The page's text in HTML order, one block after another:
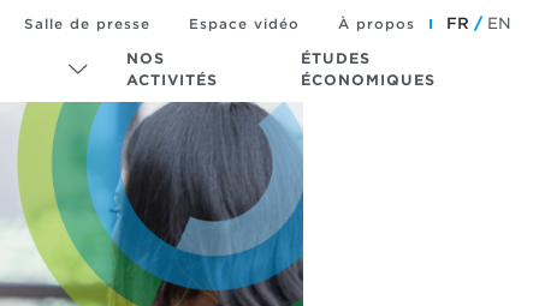
NOS
ACTIVITÉS
ÉTUDES
ÉCONOMIQUES
Salle de presse Espace vidéo À propos FR EN